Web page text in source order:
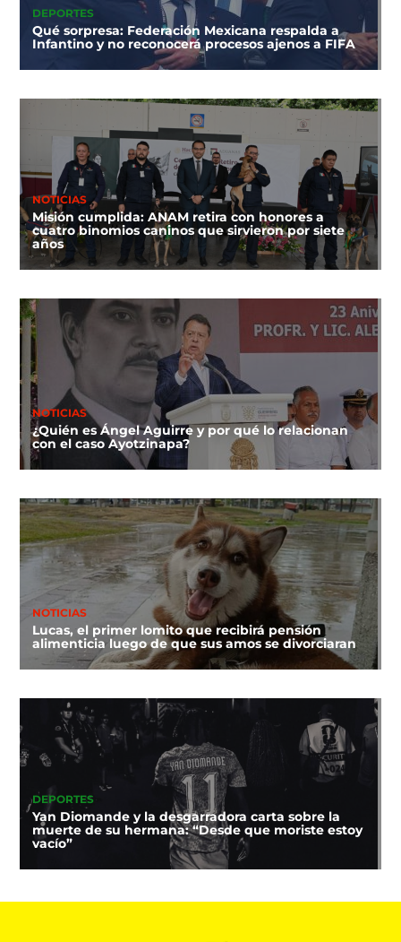
DEPORTES
Qué sorpresa: Federación Mexicana respalda a
Infantino y no reconocerá procesos ajenos a FIFA
NOTICIAS
Misión cumplida: ANAM retira con honores a
cuatro binomios caninos que sirvieron por siete
años
NOTICIAS
¿Quién es Ángel Aguirre y por qué lo relacionan
con el caso Ayotzinapa?
NOTICIAS
Lucas, el primer lomito que recibirá pensión
alimenticia luego de que sus amos se divorciaran
DEPORTES
Yan Diomande y la desgarradora carta sobre la
muerte de su hermana: “Desde que moriste estoy
vacío”